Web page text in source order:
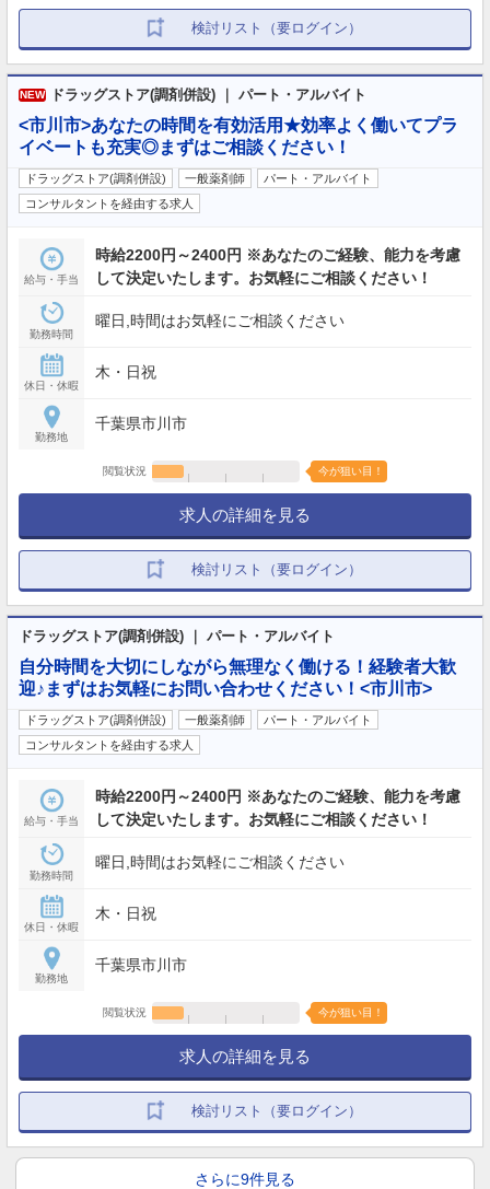
検討リスト（要ログイン）
NEW ドラッグストア(調剤併設) ｜ パート・アルバイト
<市川市>あなたの時間を有効活用★効率よく働いてプラ
イベートも充実◎まずはご相談ください！
ドラッグストア(調剤併設) 一般薬剤師
パート・アルバイト
コンサルタントを経由する求人
給与・手当
時給2200円～2400円 ※あなたのご経験、能力を考慮
して決定いたします。お気軽にご相談ください！
勤務時間
曜日,時間はお気軽にご相談ください
休日・休暇
木・日祝
勤務地
千葉県市川市
閲覧状況 今が狙い目！
求人の詳細を見る
検討リスト（要ログイン）
ドラッグストア(調剤併設) ｜ パート・アルバイト
自分時間を大切にしながら無理なく働ける！経験者大歓
迎♪まずはお気軽にお問い合わせください！<市川市>
ドラッグストア(調剤併設) 一般薬剤師
パート・アルバイト
コンサルタントを経由する求人
給与・手当
時給2200円～2400円 ※あなたのご経験、能力を考慮
して決定いたします。お気軽にご相談ください！
勤務時間
曜日,時間はお気軽にご相談ください
休日・休暇
木・日祝
勤務地
千葉県市川市
閲覧状況 今が狙い目！
求人の詳細を見る
検討リスト（要ログイン）
さらに9件見る